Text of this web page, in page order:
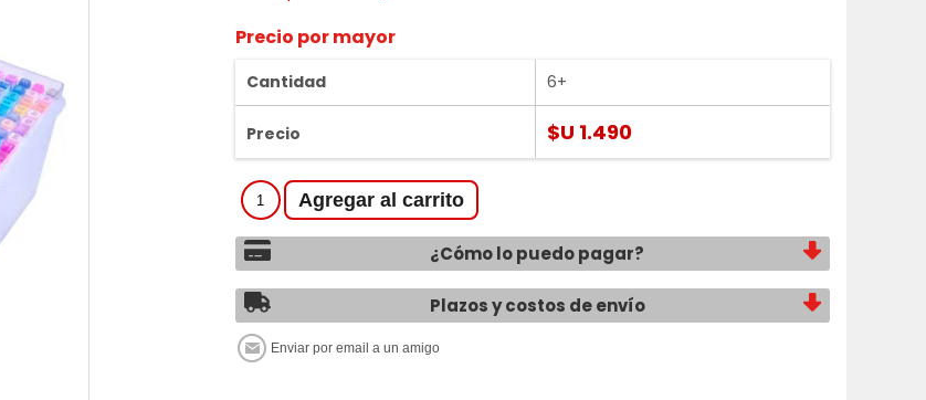
Precio por mayor
Cantidad 6+
Precio $U 1.490
¿Cómo lo puedo pagar?
Plazos y costos de envío